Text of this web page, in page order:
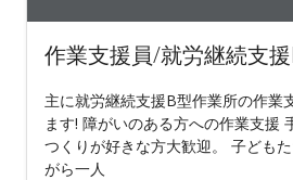
作業支援員/就労継続支
主に就労継続支援B型作業所の作業
ます! 障がいのある方への作業支援
つくりが好きな方大歓迎。 子ども
がら一人